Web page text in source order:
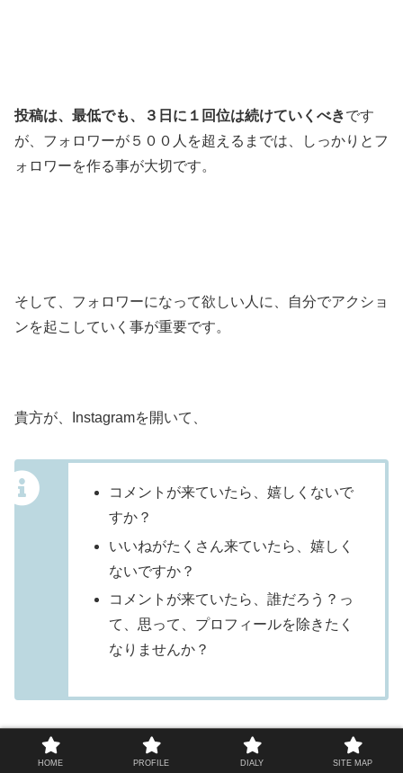
投稿は、最低でも、３日に１回位は続けていくべきです
が、フォロワーが５００人を超えるまでは、しっかりとフ
ォロワーを作る事が大切です。
そして、フォロワーになって欲しい人に、
自分でアクショ
ンを起こしていく事が重要です。
貴方が、Instagramを開いて、
コメントが来ていたら、嬉しくないで
すか？
いいねがたくさん来ていたら、嬉しく
ないですか？
コメントが来ていたら、誰だろう？っ
て、思って、プロフィールを除きたく
なりませんか？
HOME PROFILE DIALY SITE MAP